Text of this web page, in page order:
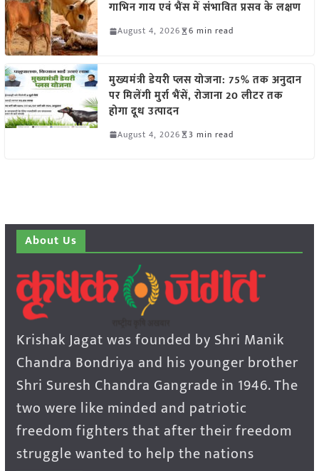
गाभिन गाय एवं भैंस में संभावित प्रसव के लक्षण
August 4, 2026 6 min read
मुख्यमंत्री डेयरी प्लस योजना: 75% तक अनुदान
पर मिलेंगी मुर्रा भैंसें, रोजाना 20 लीटर तक
होगा दूध उत्पादन
August 4, 2026 3 min read
About Us
Krishak Jagat was founded by Shri Manik
Chandra Bondriya and his younger brother
Shri Suresh Chandra Gangrade in 1946. The
two were like minded and patriotic
freedom fighters that after their freedom
struggle wanted to help the nations